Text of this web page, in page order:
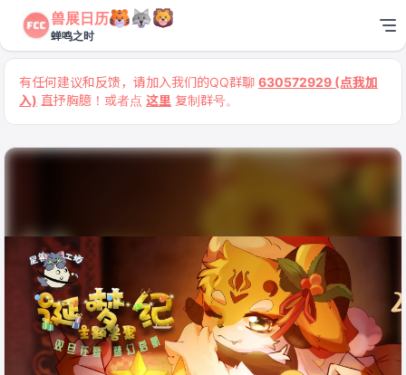
兽展日历
蝉鸣之时
有任何建议和反馈，请加入我们的QQ群聊 630572929 (点我加
入) 直抒胸臆！或者点 这里 复制群号。